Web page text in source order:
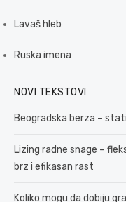
Lavaš hleb
Ruska imena
NOVI TEKSTOVI
Beogradska berza –
Lizing radne snage –
brz i efikasan rast
Koliko mogu da dobiju